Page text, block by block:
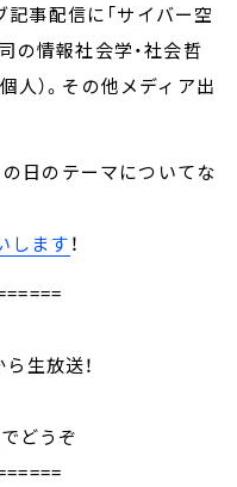
事配信に「サイバー空
司の情報社会学・社会哲
人）。その他メディア出
日のテーマについてな
します！
生放送！
でどうぞ